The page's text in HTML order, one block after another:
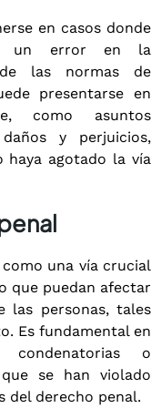
en casos donde
un error en la
las normas de
presentarse en
como asuntos
y perjuicios,
haya agotado la vía
una vía crucial
que puedan afectar
las personas, tales
Es fundamental en
o
se han violado
del derecho penal.